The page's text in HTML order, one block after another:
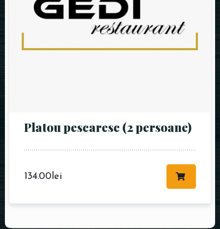
Platou pescaresc (2 persoane)
134.00 lei